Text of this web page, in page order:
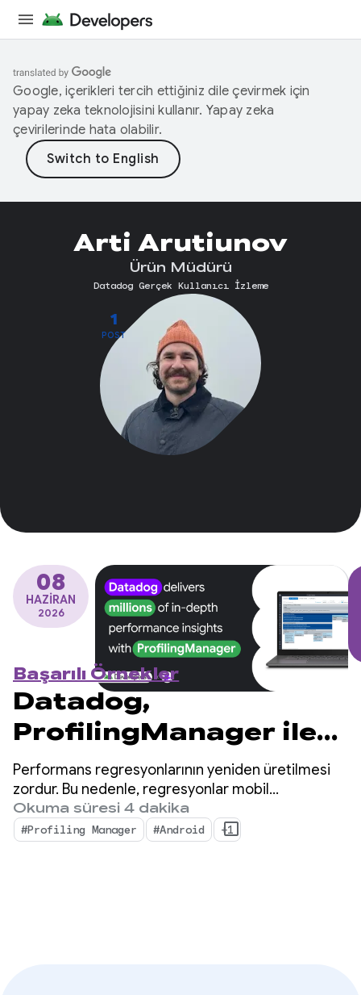
Google, içerikleri tercih ettiğiniz dile çevirmek için
yapay zeka teknolojisini kullanır. Yapay zeka
çevirilerinde hata olabilir.
1
POST
Arti Arutiunov
Ürün Müdürü
Datadog Gerçek Kullanıcı İzleme
08
HAZIRAN
2026
Başarılı Örnekler
Datadog,
ProfilingManager ile
milyonlarca ayrıntılı
performans analizi
sunuyor
Performans regresyonlarının yeniden üretilmesi
zordur. Bu nedenle, regresyonlar mobil
geliştiriciler için büyük bir performans sorunu
oluşturur.
Okuma süresi 4 dakika
#Profiling Manager #Android +1